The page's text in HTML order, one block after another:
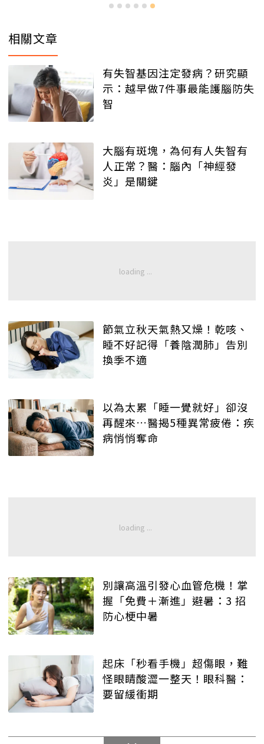
相關文章
有失智基因注定發病？研究顯
示：越早做7件事最能護腦防失
智
大腦有斑塊，為何有人失智有
人正常？醫：腦內「神經發
炎」是關鍵
節氣立秋天氣熱又燥！乾咳、
睡不好記得「養陰潤肺」告別
換季不適
以為太累「睡一覺就好」卻沒
再醒來…醫揭5種異常疲倦：疾
病悄悄奪命
別讓高溫引發心血管危機！掌
握「免費＋漸進」避暑：3 招
防心梗中暑
起床「秒看手機」超傷眼，難
怪眼睛酸澀一整天！眼科醫：
要留緩衝期